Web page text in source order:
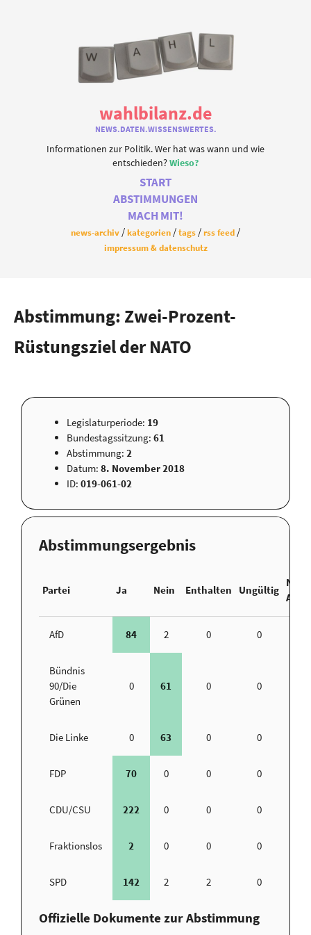
wahlbilanz.de
NEWS.DATEN.WISSENSWERTES.
Informationen zur Politik. Wer hat was wann und wie
entschieden?Wieso?
START
ABSTIMMUNGEN
MACH MIT!
news-archiv kategorien tags
rss feed
impressum & datenschutz
Abstimmung: Zwei-Prozent-
Rüstungsziel der NATO
Legislaturperiode: 19
Bundestagssitzung: 61
Abstimmung: 2
Datum: 8. November 2018
ID: 019-061-02
Abstimmungsergebnis
Partei Ja Nein Enthalten Ungültig
Nicht
AfD 84 2 0 0
Bündnis
90/Die
Grünen
0 61 0 0
Die Linke 0 63 0 0
FDP 70 0 0 0
CDU/CSU 222 0 0 0
Fraktionslos 2 0 0 0
SPD 142 2 2 0
Offizielle Dokumente zur Abstimmung